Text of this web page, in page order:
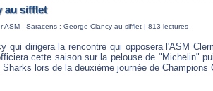
au sifflet
ASM - Saracens : George Clancy au sifflet | 813 lectures
qui dirigera la rencontre qui opposera l'ASM
cette saison sur la pelouse de "Michelin"
lors de la deuxième journée de Champions